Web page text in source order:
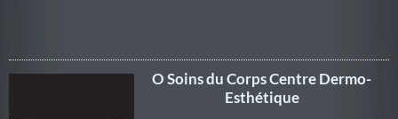
O Soins du Corps Centre Dermo-
Esthétique